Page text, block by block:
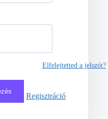
Elfelejtetted a jelszót?
Regisztráció